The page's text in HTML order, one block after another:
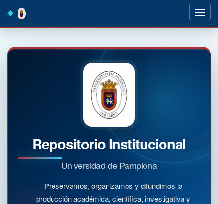
navigation
Repositorio Institucional
Universidad de Pamplona
Preservamos, organizamos y difundimos la
producción académica, científica, investigativa y